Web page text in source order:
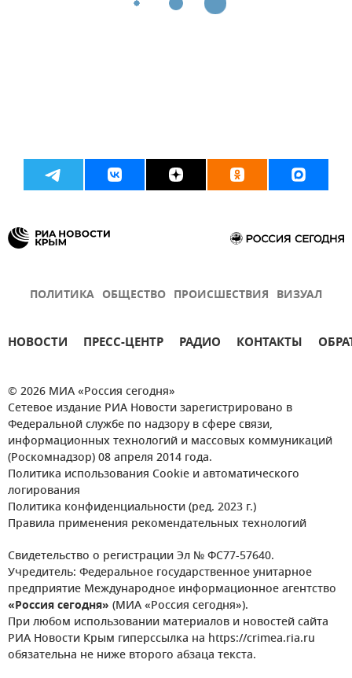
ПОЛИТИКА ОБЩЕСТВО ПРОИСШЕСТВИЯ ВИЗУАЛ
НОВОСТИ ПРЕСС-ЦЕНТР РАДИО КОНТАКТЫ
© 2026 МИА «Россия сегодня»
Сетевое издание РИА Новости зарегистрировано в
Федеральной службе по надзору в сфере связи,
информационных технологий и массовых коммуникаций
(Роскомнадзор) 08 апреля 2014 года.
Политика использования Cookie и автоматического
логирования
Политика конфиденциальности (ред. 2023 г.)
Правила применения рекомендательных технологий
Свидетельство о регистрации Эл № ФС77-57640.
Учредитель: Федеральное государственное унитарное
предприятие Международное информационное агентство
«Россия сегодня» (МИА «Россия сегодня»).
При любом использовании материалов и новостей сайта
РИА Новости Крым гиперссылка на https://crimea.ria.ru
обязательна не ниже второго абзаца текста.